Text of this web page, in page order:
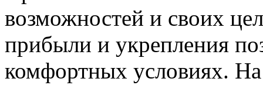
возможностей и своих
прибыли и укрепления
комфортных условиях.